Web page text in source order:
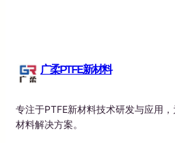
广柔PTFE新材料
专注于PTFE新材料技术研发与应用
材料解决方案。